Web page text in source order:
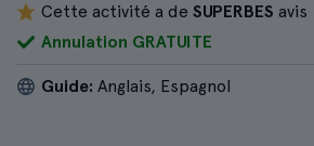
Cette activité a de SUPERBES avis
Annulation GRATUITE
Guide: Anglais, Espagnol